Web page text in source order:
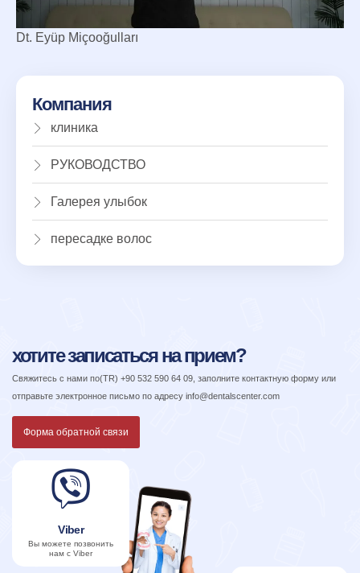
Компания
клиника
РУКОВОДСТВО
Галерея улыбок
пересадке волос
Dt. Eyüp Miçooğulları
хотите записаться на прием?
Свяжитесь с нами по(TR) +90 532 590 64 09 , заполните контактную форму или
отправьте электронное письмо по адресу info@dentalscenter.com
Форма обратной связи
Viber
Вы можете позвонить
нам с Viber